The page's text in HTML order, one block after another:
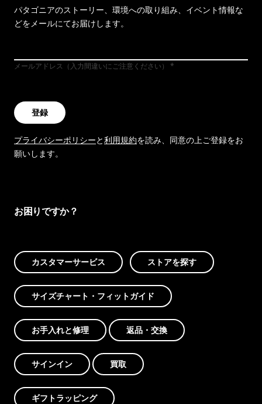
パタゴニアのストーリー、環境への取り組み、イベント情報な
どをメールにてお届けします。
メールアドレス（入力間違いにご注意ください）
登録
プライバシーポリシーと利用規約を読み、同意の上ご登録をお
願いします。
お困りですか？
カスタマーサービス ストアを探す
サイズチャート・フィットガイド
お手入れと修理 返品・交換
サインイン 買取
ギフトラッピング